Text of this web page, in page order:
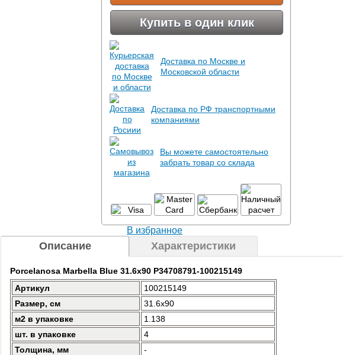
Купить в один клик
Доставка по Москве и
Московской области
Доставка по РФ транспортными
компаниями
Вы можете самостоятельно
забрать товар со склада
В избранное
Описание Характеристики
Porcelanosa Marbella Blue 31.6x90 P34708791-100215149
Артикул
100215149
Размер, см
31.6x90
м2 в упаковке
1.138
шт. в упаковке
4
Толщина, мм
-